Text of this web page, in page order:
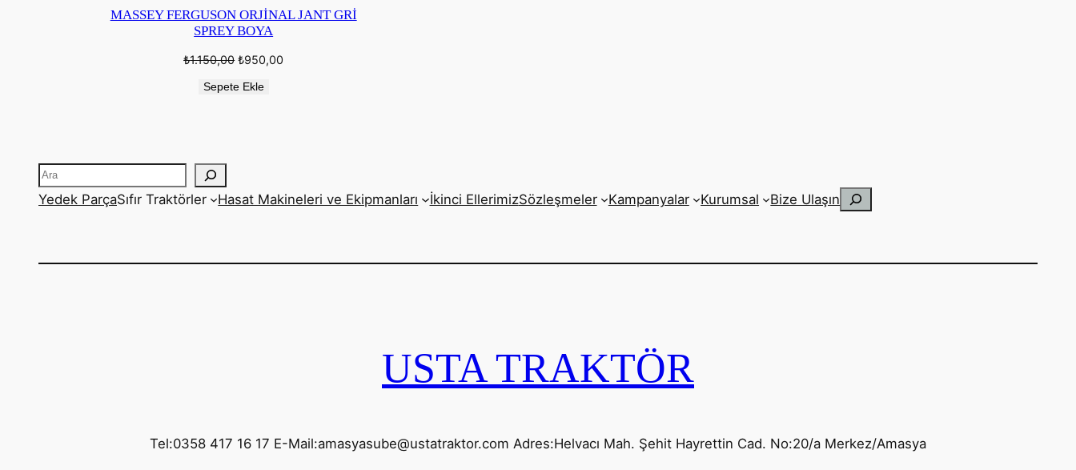
MASSEY FERGUSON ORJİNAL JANT GRİ
SPREY BOYA
₺1.150,00 Orijinal
₺1.150,00.
₺950,00
Sepete Ekle
Ara
Yedek ParçaSıfır Traktörler Hasat Makineleri ve Ekipmanları İkinci EllerimizSözleşmeler Kampanyalar Kurumsal Bize Ulaşın Ara
USTA TRAKTÖR
Tel:0358 417 16 17 E-Mail:amasyasube@ustatraktor.com Adres:Helvacı Mah. Şehit Hayrettin Cad. No:20/a Merkez/Amasya